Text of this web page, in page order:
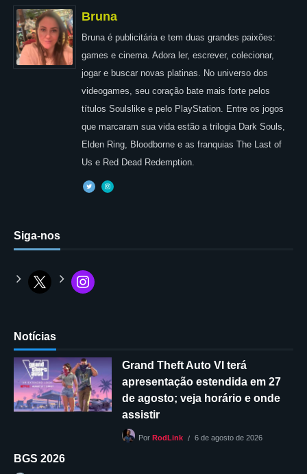
Bruna
Bruna é publicitária e tem duas grandes paixões:
games e cinema. Adora ler, escrever, colecionar,
jogar e buscar novas platinas. No universo dos
videogames, seu coração bate mais forte pelos
títulos Soulslike e pelo PlayStation. Entre os jogos
que marcaram sua vida estão a trilogia Dark Souls,
Elden Ring, Bloodborne e as franquias The Last of
Us e Red Dead Redemption.
Siga-nos
Notícias
Grand Theft Auto VI terá
apresentação estendida em 27
de agosto; veja horário e onde
assistir
Por RodLink 6 de agosto de 2026
BGS 2026